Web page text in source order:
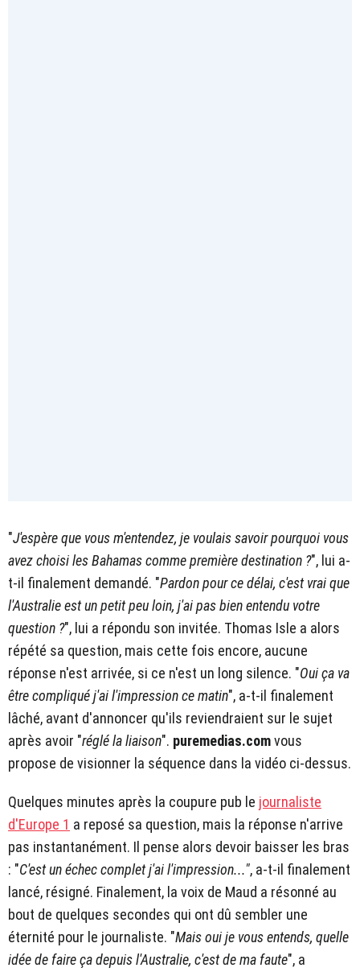
"J'espère que vous m'entendez, je voulais savoir pourquoi vous
avez choisi les Bahamas comme première destination ?", lui a-
t-il finalement demandé. "Pardon pour ce délai, c'est vrai que
l'Australie est un petit peu loin, j'ai pas bien entendu votre
question ?", lui a répondu son invitée. Thomas Isle a alors
répété sa question, mais cette fois encore, aucune
réponse n'est arrivée, si ce n'est un long silence. "Oui ça va
être compliqué j'ai l'impression ce matin", a-t-il finalement
lâché, avant d'annoncer qu'ils reviendraient sur le sujet
après avoir "réglé la liaison". puremedias.comvous
propose de visionner la séquence dans la vidéo ci-dessus.
Quelques minutes après la coupure pub le journaliste
d'Europe 1 a reposé sa question, mais la réponse n'arrive
pas instantanément. Il pense alors devoir baisser les bras
: "C'est un échec complet j'ai l'impression...", a-t-il finalement
lancé, résigné. Finalement, la voix de Maud a résonné au
bout de quelques secondes qui ont dû sembler une
éternité pour le journaliste. "Mais oui je vous entends, quelle
idée de faire ça depuis l'Australie, c'est de ma faute", a